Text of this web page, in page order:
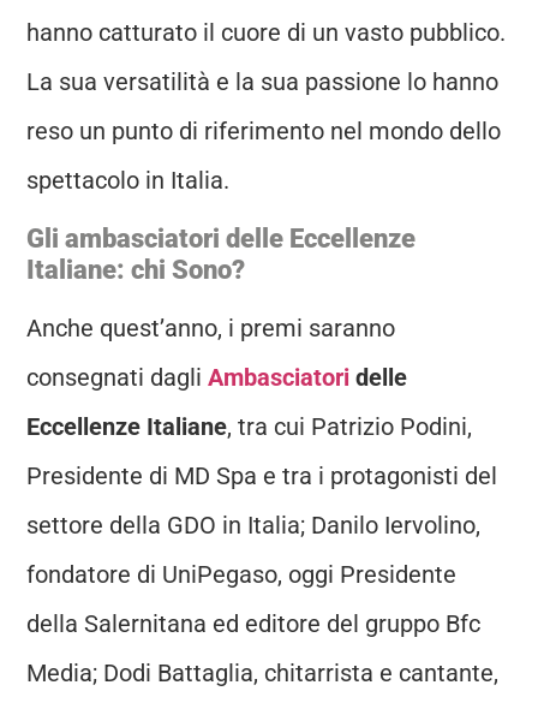
hanno catturato il cuore di un vasto pubblico.
La sua versatilità e la sua passione lo hanno
reso un punto di riferimento nel mondo dello
spettacolo in Italia.
Gli ambasciatori delle Eccellenze
Italiane: chi Sono?
Anche quest’anno, i premi saranno
consegnati dagliAmbasciatori delle
Eccellenze Italiane, tra cui Patrizio Podini,
Presidente di MD Spa e tra i protagonisti del
settore della GDO in Italia; Danilo Iervolino,
fondatore di UniPegaso, oggi Presidente
della Salernitana ed editore del gruppo Bfc
Media; Dodi Battaglia, chitarrista e cantante,